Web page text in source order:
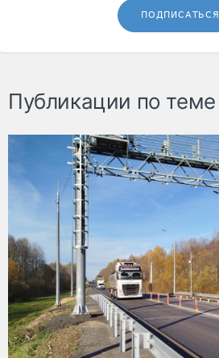
ПОДПИСАТЬСЯ
Публикации по теме